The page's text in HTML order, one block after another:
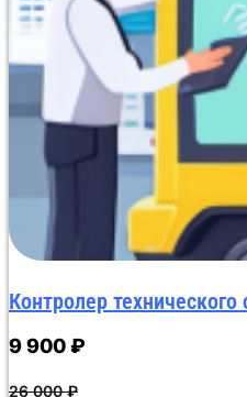
Контролер
9 900₽
26 000₽